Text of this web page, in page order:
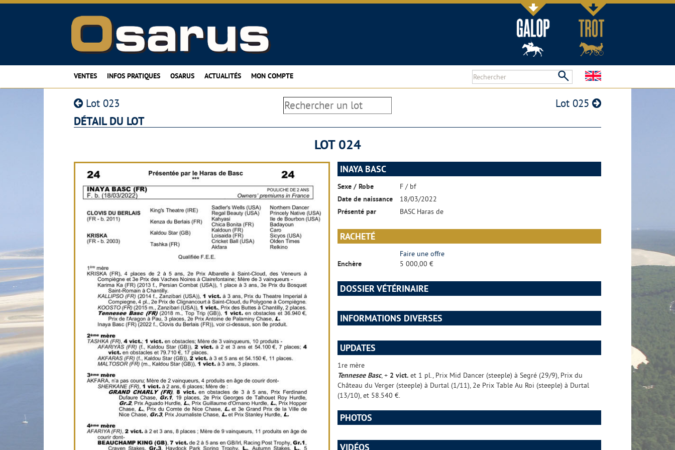
VENTES INFOS PRATIQUES OSARUS ACTUALITÉS MON COMPTE
Lot 023 Lot 025
DÉTAIL DU LOT
LOT 024
INAYA BASC
Sexe / Robe
F / bf
Date de naissance
18/03/2022
Présenté par
BASC Haras de
RACHETÉ
Faire une offre
Enchère
5 000,00 €
DOSSIER VÉTÉRINAIRE
INFORMATIONS DIVERSES
UPDATES
1re mère
Tennesee Basc, + 2 vict. et 1 pl., Prix Mid Dancer (steeple) à Segré (29/9), Prix du
Château du Verger (steeple) à Durtal (1/11), 2e Prix Table Au Roi (steeple) à Durtal
(13/10), et 58.540 €.
PHOTOS
VIDÉOS